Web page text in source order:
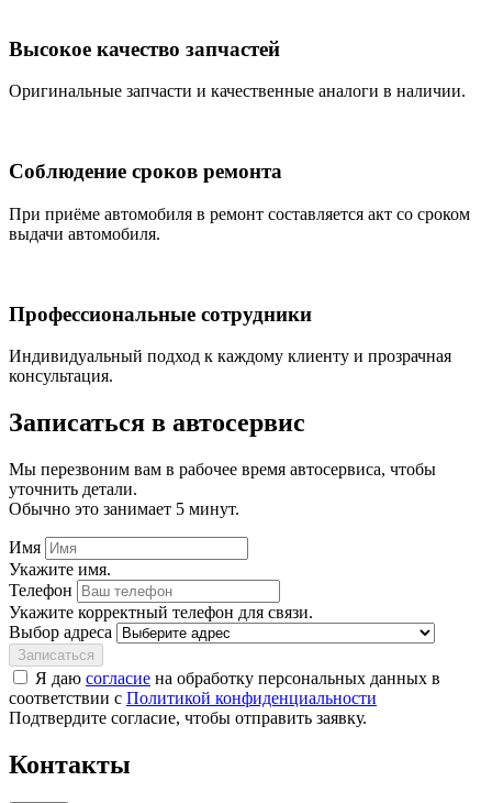
Высокое качество запчастей
Оригинальные запчасти и качественные аналоги в наличии.
Соблюдение сроков ремонта
При приёме автомобиля в ремонт составляется акт со сроком
выдачи автомобиля.
Профессиональные сотрудники
Индивидуальный подход к каждому клиенту и прозрачная
консультация.
Записаться в автосервис
Мы перезвоним вам в рабочее время автосервиса, чтобы
уточнить детали.
Обычно это занимает 5 минут.
Имя
Укажите имя.
Телефон
Укажите корректный телефон для связи.
Выбор адреса
Записаться
Я даю согласие на обработку персональных данных в
соответствии с Политикой конфиденциальности
Подтвердите согласие, чтобы отправить заявку.
Контакты